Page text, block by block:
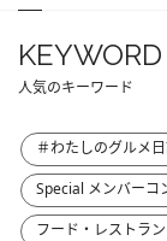
KEYWORD
人気のキーワード
＃わたしのグルメ
Special メンバーコ
フード・レストラン